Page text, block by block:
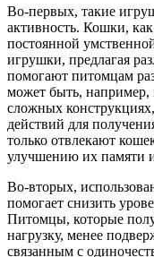
Во-первых, такие
активность. Кошки,
постоянной
игрушки, предлагая
помогают питомцам
может быть, например,
сложных
действий для
только отвлекают
улучшению их памяти
Во-вторых,
помогает снизить
Питомцы, которые
нагрузку, менее
связанным с